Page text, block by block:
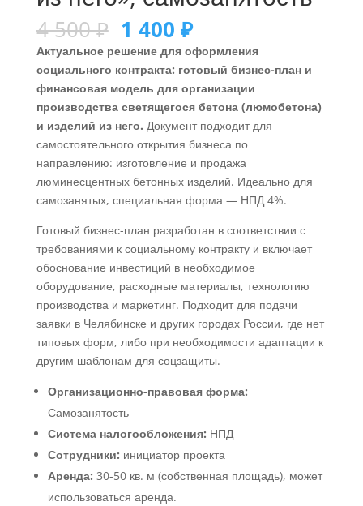
4 500₽ 1 400 ₽
Актуальное решение для оформления
социального контракта: готовый бизнес-план и
финансовая модель для организации
производства светящегося бетона (люмобетона)
и изделий из него. Документ подходит для
самостоятельного открытия бизнеса по
направлению: изготовление и продажа
люминесцентных бетонных изделий. Идеально для
самозанятых, специальная форма — НПД 4%.
Готовый бизнес-план разработан в соответствии с
требованиями к социальному контракту и включает
обоснование инвестиций в необходимое
оборудование, расходные материалы, технологию
производства и маркетинг. Подходит для подачи
заявки в Челябинске и других городах России, где нет
типовых форм, либо при необходимости адаптации к
другим шаблонам для соцзащиты.
Организационно-правовая форма:
Самозанятость
Система налогообложения: НПД
Сотрудники: инициатор проекта
Аренда: 30-50 кв. м (собственная площадь), может
использоваться аренда.